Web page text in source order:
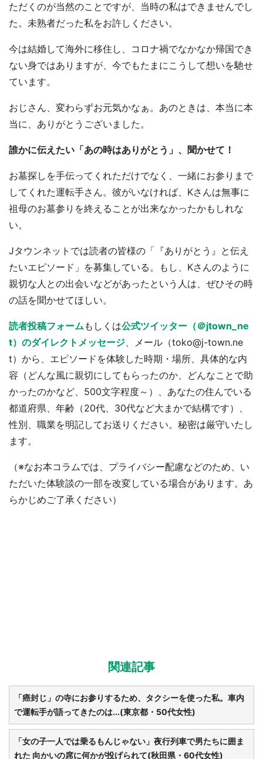
都道府選択
ただくのが当然のことですが、当時の私はできませんでし
た。未熟者だった私をお許しください。
今は結婚して海外に移住し、コロナ禍でなかなか帰国でき
ない身ではありますが、今でもたまにこうして想いを馳せ
ています。
おじさん、変わらずお元気かなぁ。あのときは、本当に本
当に、ありがとうございました。
誰かに伝えたい「あの時はありがとう」、聞かせて！
お墓探しを手伝ってくれただけでなく、一緒にお参りまで
してくれた運転手さん。彼がいなければ、Kさんは無事に
祖母のお墓参りを終えることが出来なかったかもしれな
い。
Jタウンネットでは読者の皆様の「『ありがとう』と伝え
たいエピソード」を募集している。もし、Kさんのように
親切な人との出会いなどがあったという人は、ぜひその時
の話を聞かせてほしい。
読者投稿フォームもしくは公式ツイッター（＠jtown_ne
t）のダイレクトメッセージ、メール（toko@j-town.ne
t）から、エピソードを体験した時期・場所、具体的な内
容（どんな風に親切にしてもらったのか、どんなことで助
かったのかなど、500文字程度～）、あなたの住んでいる
都道府県、年齢（20代、30代など大まかで結構です）、
性別、職業を明記してお送りください。秘密は厳守いたし
ます。
（※なお本コラムでは、プライバシー配慮などのため、い
ただいた体験談の一部を改変している場合があります。あ
らかじめご了承ください）
関連記事
「癌封じ」の寺にお参りするため、タクシーを使った私。車内
で運転手が語ってきたのは...(東京都・50代女性)
「女の子一人では乗るもんじゃない」夜行列車で男たちに囲ま
れた 向かいの席に何かが投げられて(秋田県・60代女性)